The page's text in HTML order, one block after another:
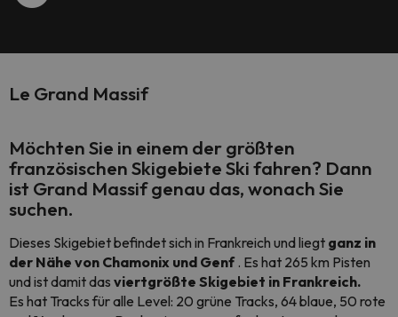
Le Grand Massif
Möchten Sie in einem der größten
französischen Skigebiete Ski fahren? Dann
ist Grand Massif genau das, wonach Sie
suchen.
Dieses Skigebiet befindet sich in Frankreich und liegt ganz in
der Nähe von Chamonix und Genf. Es hat 265 km Pisten
und ist damit das viertgrößte Skigebiet in Frankreich.
Es hat Tracks für alle Level: 20 grüne Tracks, 64 blaue, 50 rote